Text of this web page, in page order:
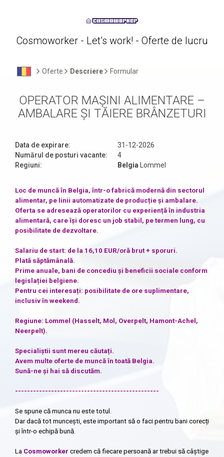
Cosmoworker - Let’s work! - Oferte de lucru
Oferte Descriere Formular
OPERATOR MAȘINI ALIMENTARE –
AMBALARE ȘI TĂIERE BRÂNZETURI
Data de expirare:
31-12-2026
Numărul de posturi vacante:
4
Regiuni:
Belgia Lommel
Loc de muncă în Belgia, într-o fabrică modernă din sectorul
alimentar, pe linii automatizate de producție și ambalare.
Oferta se adresează operatorilor cu experiență în industria
alimentară, care își doresc un job stabil, pe termen lung, cu
posibilitate de dezvoltare.
Salariu de start: de la 16,10 EUR/oră brut + sporuri.
Plată săptămânală.
Prime anuale, bani de concediu și beneficii sociale conform
legislației belgiene.
Pentru cei interesați: posibilitate de ore suplimentare,
inclusiv în weekend.
Regiune: Lommel (Hasselt, Mol, Overpelt, Hamont-Achel,
Neerpelt).
Specialiștii sunt mereu căutați.
Avem multe oferte de muncă în toată Belgia.
Sună-ne și hai să discutăm.
------------------------------------------------
Se spune că munca nu este totul.
Dar dacă tot muncești, este important să o faci pentru bani corecți
și într-o echipă bună.
La Cosmoworker credem că fiecare persoană ar trebui să câștige